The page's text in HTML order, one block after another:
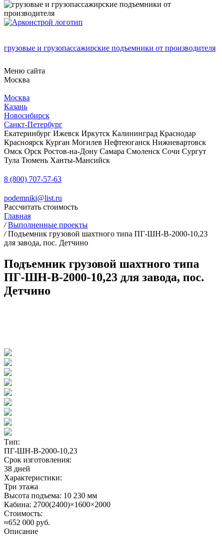
грузовые и грузопассажирские подъемники от производителя
Меню сайта
Москва
Москва
Казань
Новосибирск
Санкт-Петербург
Екатеринбург Ижевск Иркутск Калининград Краснодар
Красноярск Курган Могилев Нефтеюганск Нижневартовск
Омск Орск Ростов-на-Дону Самара Смоленск Сочи Сургут
Тула Тюмень Ханты-Мансийск
8 (800) 707-57-63
podemniki@list.ru
Рассчитать стоимость
Главная
/ Выполненные проекты
/ Подъемник грузовой шахтного типа ПГ-ШН-В-2000-10,23
для завода, пос. Детчино
Подъемник грузовой шахтного типа
ПГ-ШН-В-2000-10,23 для завода, пос.
Детчино
Тип:
ПГ-ШН-В-2000-10,23
Срок изготовления:
38 дней
Характеристики:
Три этажа
Высота подъема: 10 230 мм
Кабина: 2700(2400)×1600×2000
Стоимость:
≈652 000 руб.
Описание